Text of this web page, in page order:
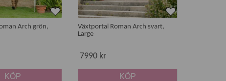
murgröna, klätterhortensia eller bokharabinda
om, som blåregn, murgröna, bokharabinda eller
Arch grön,
KÖP
Växtportal Roman Arch svart,
Large
7990 kr
KÖP